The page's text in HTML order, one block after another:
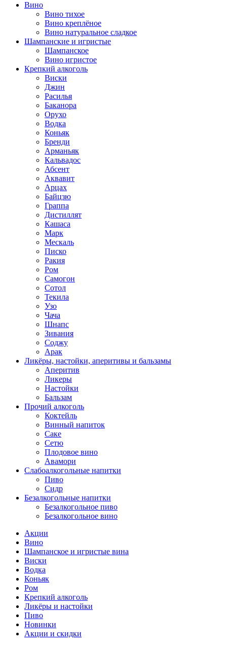
Вино
Вино тихое
Вино креплёное
Вино натуральное сладкое
Шампанские и игристые
Шампанское
Вино игристое
Крепкий алкоголь
Виски
Джин
Расилья
Баканора
Орухо
Водка
Коньяк
Бренди
Арманьяк
Кальвадос
Абсент
Аквавит
Арцах
Байцзю
Граппа
Дистиллят
Кашаса
Марк
Мескаль
Писко
Ракия
Ром
Самогон
Сотол
Текила
Узо
Чача
Шнапс
Зивания
Соджу
Арак
Ликёры, настойки, аперитивы и бальзамы
Аперитив
Ликеры
Настойки
Бальзам
Прочий алкоголь
Коктейль
Винный напиток
Саке
Сетю
Плодовое вино
Авамори
Слабоалкогольные напитки
Пиво
Сидр
Безалкогольные напитки
Безалкогольное пиво
Безалкогольное вино
Акции
Вино
Шампанское и игристые вина
Виски
Водка
Коньяк
Ром
Крепкий алкоголь
Ликёры и настойки
Пиво
Новинки
Акции и скидки